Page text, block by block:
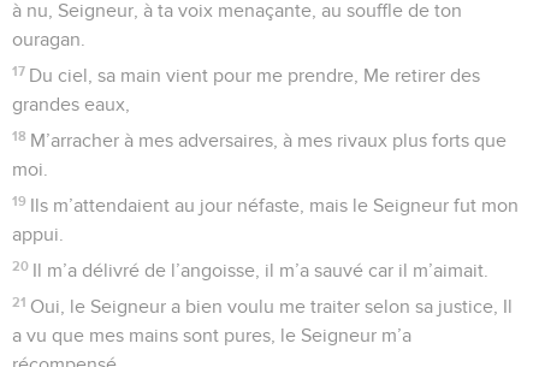
Psaumes 18
Seuls les Évangiles sont disponibles en vidéo pour le moment.
La gloire de Dieu dans l'univers. La loi du
Seigneur
1 Au chef de chœur ; de David, serviteur du Seigneur. Il
dédia au Seigneur les paroles de ce cantique le jour où le